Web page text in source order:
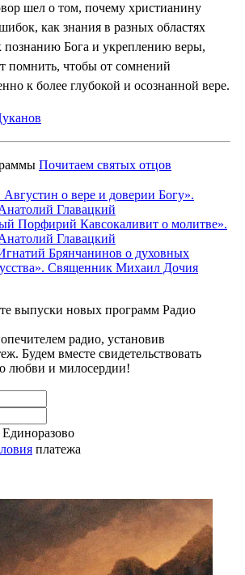
шел о том, почему христианину
как знания в разных областях
познанию Бога и укреплению веры,
помнить, чтобы от сомнений
к более глубокой и осознанной вере.
Почитаем святых отцов
о вере и доверии Богу».
Главацкий
Порфирий Кавсокаливит о молитве».
Главацкий
Брянчанинов о духовных
Священник Михаил Дочия
выпуски новых программ Радио
радио, установив
Будем вместе свидетельствовать
любви и милосердии!
Единоразово
платежа